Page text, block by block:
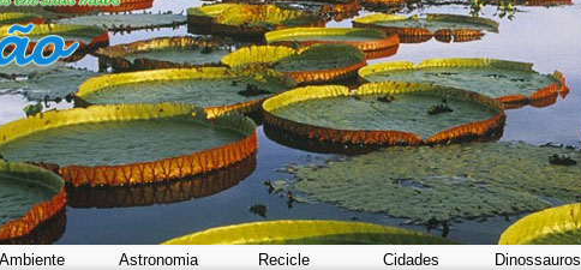
Ambiente Astronomia Recicle Cidades Dinossauros